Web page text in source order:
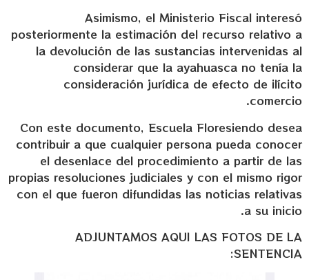
Asimismo, el Ministerio Fiscal interesó
posteriormente la estimación del recurso relativo a
la devolución de las sustancias intervenidas al
considerar que la ayahuasca no tenía la
consideración jurídica de efecto de ilícito
comercio.
Con este documento, Escuela Floresiendo desea
contribuir a que cualquier persona pueda conocer
el desenlace del procedimiento a partir de las
propias resoluciones judiciales y con el mismo rigor
con el que fueron difundidas las noticias relativas
a su inicio.
ADJUNTAMOS AQUI LAS FOTOS DE LA
SENTENCIA: